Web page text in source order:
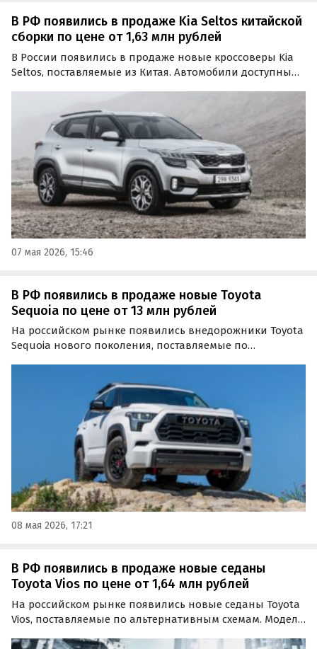
В РФ появились в продаже Kia Seltos китайской
сборки по цене от 1,63 млн рублей
В России появились в продаже новые кроссоверы Kia
Seltos, поставляемые из Китая. Автомобили доступны
«Автоновости дня».
07 мая 2026, 15:46
В РФ появились в продаже новые Toyota
Sequoia по цене от 13 млн рублей
На российском рынке появились внедорожники Toyota
Sequoia нового поколения, поставляемые по
классифайдов стартуют от 13 млн рублей, сообщают…
08 мая 2026, 17:21
В РФ появились в продаже новые седаны
Toyota Vios по цене от 1,64 млн рублей
На российском рынке появились новые седаны Toyota
Vios, поставляемые по альтернативным схемам. Модель